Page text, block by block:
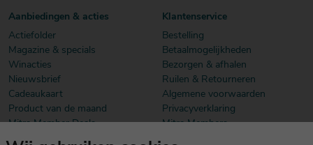
Aanbiedingen & acties
Actiefolder
Magazine & specials
Winacties
Nieuwsbrief
Cadeaukaart
Product van de maand
Mitra Member Deals
Klantenservice
Bestelling
Betaalmogelijkheden
Bezorgen & afhalen
Ruilen & Retourneren
Algemene voorwaarden
Privacyverklaring
Mitra Members